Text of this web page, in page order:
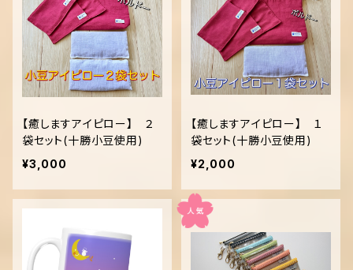
【癒しますアイピロー】 ２
袋セット(十勝小豆使用)
¥3,000
【癒しますアイピロー】 １
袋セット(十勝小豆使用)
¥2,000